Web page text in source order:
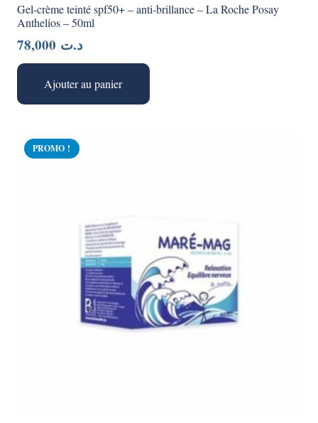
Gel-crème teinté spf50+ – anti-brillance – La Roche Posay
Anthelios – 50ml
د.ت
Ajouter au panier
PROMO !